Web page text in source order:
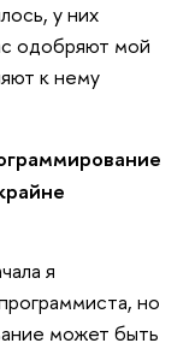
у них
одобряют мой
к нему
я
но
может быть